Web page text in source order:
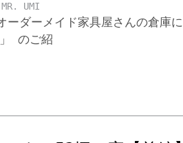
UMI
ダーメイド家具屋さんの倉庫
のご紹